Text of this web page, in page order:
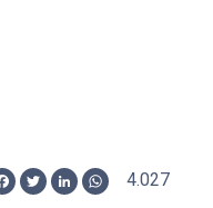
Facebook
TwitterLinkedInWhatsApp
4.027